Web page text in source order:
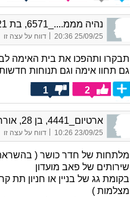
נהיה מממ...._6571, בת 21, אורחת
25/09/25 20:36 דווח על עצה זו
תבקרו ותהפכו את בית האימה
גם תחוו אימה וגם תנוחות
2
1
ארטיום_4441, בן 28, אורח
23/09/25 10:26 דווח על עצה זו
מלתחות של חדר כושר (
שירותים של פאב מועדון
בקומת גג של בניין או חניון תת
מצלמות )